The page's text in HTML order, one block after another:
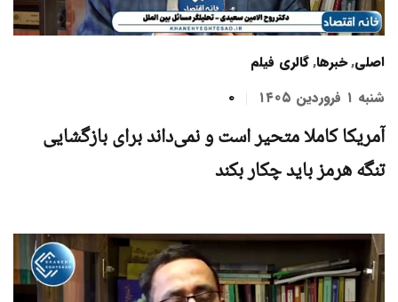
اصلی,خبرها,گالری فیلم
شنبه ۱ فروردین ۱۴۰۵
0
آمریکا کاملا متحیر است و نمی‌داند برای بازگشایی
تنگه هرمز باید چکار بکند